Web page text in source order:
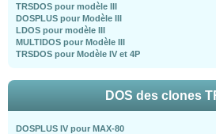
TRSDOS pour modèle III
DOSPLUS pour Modèle III
LDOS pour modèle III
MULTIDOS pour Modèle III
TRSDOS pour Modèle IV et 4P
DOS des clones
DOSPLUS IV pour MAX-80